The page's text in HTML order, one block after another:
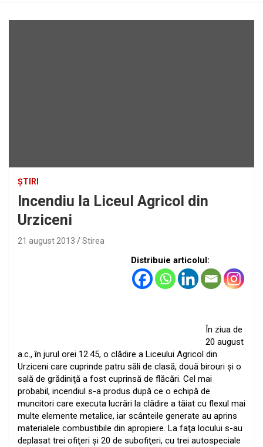
ȘTIRI
Incendiu la Liceul Agricol din
Urziceni
21 august 2013 Stirea
Distribuie articolul:
În ziua de
20 august
a.c., în jurul orei 12.45, o clădire a Liceului Agricol din
Urziceni care cuprinde patru săli de clasă, două birouri şi o
sală de grădiniţă a fost cuprinsă de flăcări. Cel mai
probabil, incendiul s-a produs după ce o echipă de
muncitori care executa lucrări la clădire a tăiat cu flexul mai
multe elemente metalice, iar scânteile generate au aprins
materialele combustibile din apropiere. La faţa locului s-au
deplasat trei ofiţeri şi 20 de subofiţeri, cu trei autospeciale